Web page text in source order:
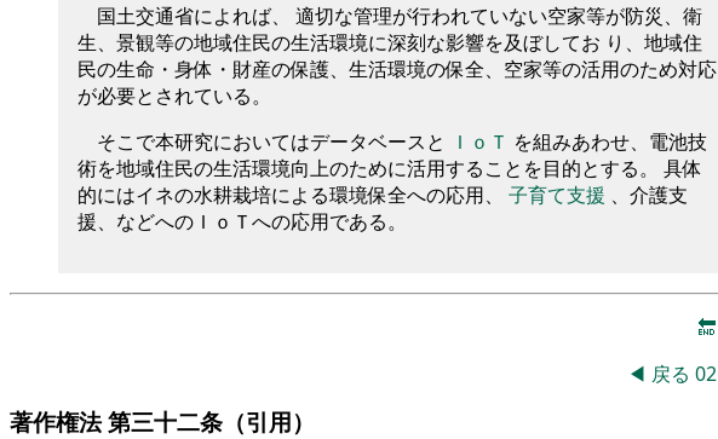
国土交通省によれば、 適切な管理が行われていない空家等が防災、衛
生、景観等の地域住民の生活環境に深刻な影響を及ぼしてお り、地域住
民の生命・身体・財産の保護、生活環境の保全、空家等の活用のため対応
が必要とされている。
そこで本研究においてはデータベースと
ＩｏＴ を組みあわせ、電池技
術を地域住民の生活環境向上のために活用することを目的とする。 具体
的にはイネの水耕栽培による環境保全への応用、 子育て支援 、介護支
援、などへのＩｏＴへの応用である。
🔚
◀ 戻る 02
著作権法 第三十二条（引用）